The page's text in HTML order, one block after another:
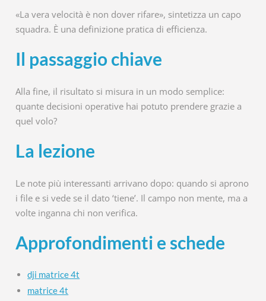
«La vera velocità è non dover rifare», sintetizza un capo
squadra. È una definizione pratica di efficienza.
Il passaggio chiave
Alla fine, il risultato si misura in un modo semplice:
quante decisioni operative hai potuto prendere grazie a
quel volo?
La lezione
Le note più interessanti arrivano dopo: quando si aprono
i file e si vede se il dato ‘tiene’. Il campo non mente, ma a
volte inganna chi non verifica.
Approfondimenti e schede
dji matrice 4t
matrice 4t